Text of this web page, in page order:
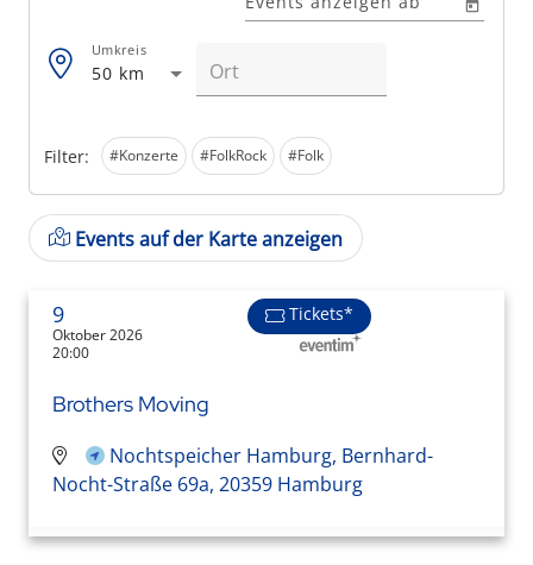
Filter: #Konzerte #FolkRock #Folk
50 km
Umkreis
Events auf der Karte anzeigen
9
Oktober 2026
20:00
Tickets*
Brothers Moving
Nochtspeicher Hamburg, Bernhard-
Nocht-Straße 69a, 20359 Hamburg